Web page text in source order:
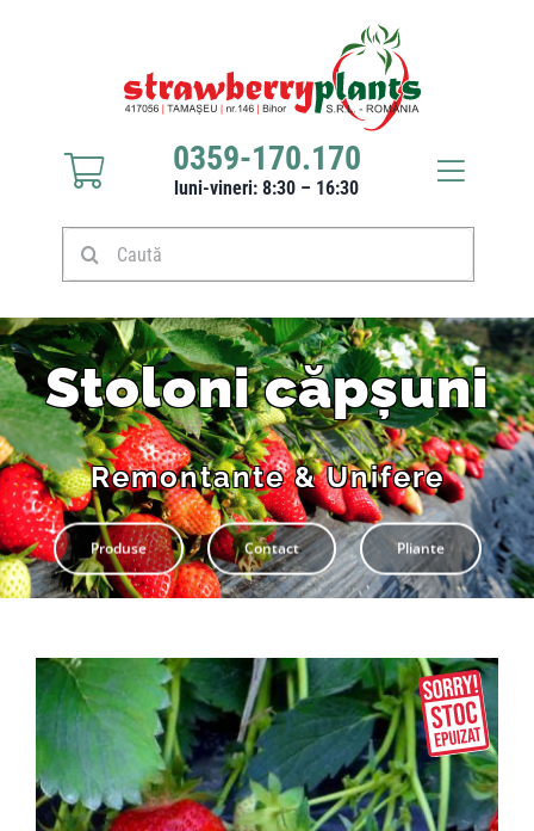
0359-170.170
luni-vineri: 8:30 – 16:30
Răsaduri căpșuni
Stoloni căpșuni
Produse
Culturi
Pliante
Contul meu
Coșul meu
Stoloni căpșuni
Remontante & Unifere
Produse Contact Pliante